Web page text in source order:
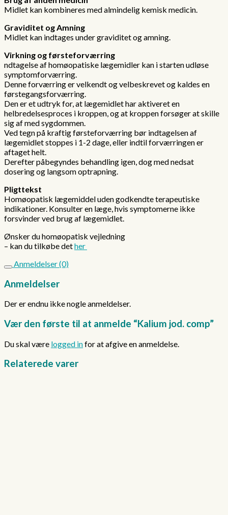
Midlet kan kombineres med almindelig kemisk medicin.
Graviditet og Amning
Midlet kan indtages under graviditet og amning.
Virkning og førsteforværring
ndtagelse af homøopatiske lægemidler kan i starten udløse
symptomforværring.
Denne forværring er velkendt og velbeskrevet og kaldes en
førstegangsforværring.
Den er et udtryk for, at lægemidlet har aktiveret en
helbredelsesproces i kroppen, og at kroppen forsøger at skille
sig af med sygdommen.
Ved tegn på kraftig førsteforværring bør indtagelsen af
lægemidlet stoppes i 1-2 dage, eller indtil forværringen er
aftaget helt.
Derefter påbegyndes behandling igen, dog med nedsat
dosering og langsom optrapning.
Pligttekst
Homøopatisk lægemiddel uden godkendte terapeutiske
indikationer. Konsulter en læge, hvis symptomerne ikke
forsvinder ved brug af lægemidlet.
Ønsker du homøopatisk vejledning
– kan du tilkøbe dether
Anmeldelser (0)
Anmeldelser
Der er endnu ikke nogle anmeldelser.
Vær den første til at anmelde “Kalium jod. comp”
Du skal være logged infor at afgive en anmeldelse.
Relaterede varer